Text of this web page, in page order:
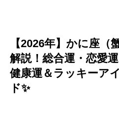
【2026年】かに座（
解説！総合運・恋愛
健康運＆ラッキーア
ド✨